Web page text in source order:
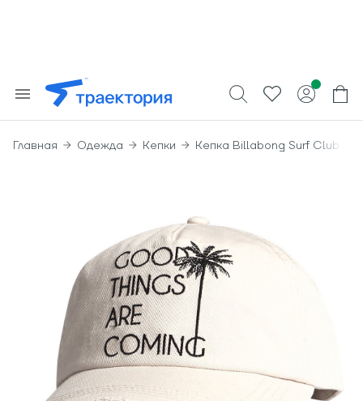
Главная Одежда Кепки Кепка Billabong Surf Club